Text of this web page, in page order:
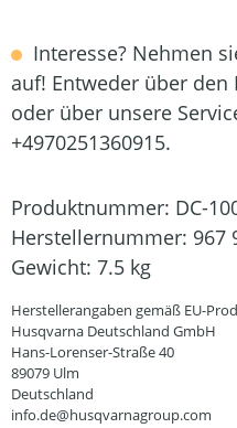
Interesse? Nehmen
auf! Entweder über
oder über unsere
+4970251360915.
Produktnummer: DC-
Herstellernummer: 967
Gewicht: 7.5 kg
Herstellerangaben gemäß EU-
Husqvarna Deutschland GmbH
Hans-Lorenser-Straße 40
89079 Ulm
Deutschland
info.de@husqvarnagroup.com